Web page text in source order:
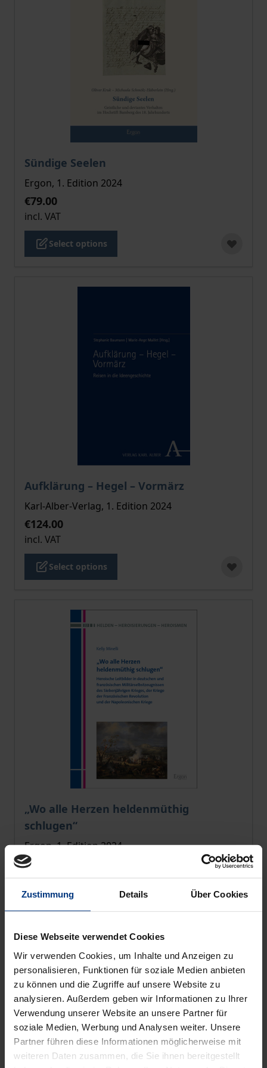
Zustimmung Details Über Cookies
Diese Webseite verwendet Cookies
Wir verwenden Cookies, um Inhalte und Anzeigen zu
personalisieren, Funktionen für soziale Medien anbieten
zu können und die Zugriffe auf unsere Website zu
analysieren. Außerdem geben wir Informationen zu Ihrer
Verwendung unserer Website an unsere Partner für
soziale Medien, Werbung und Analysen weiter. Unsere
Partner führen diese Informationen möglicherweise mit
weiteren Daten zusammen, die Sie ihnen bereitgestellt
Sündige Seelen
The price depends on the options chosen on the
Ergon, 1. Edition 2024
€79.00
incl. VAT
Select options
Aufklärung – Hegel – Vormärz
The price depends on the options chosen on the
Karl-Alber-Verlag, 1. Edition 2024
€124.00
incl. VAT
Select options
„Wo alle Herzen heldenmüthig
schlugen“
The price depends on the options chosen on the
Ergon, 1. Edition 2024
€129.00
incl. VAT